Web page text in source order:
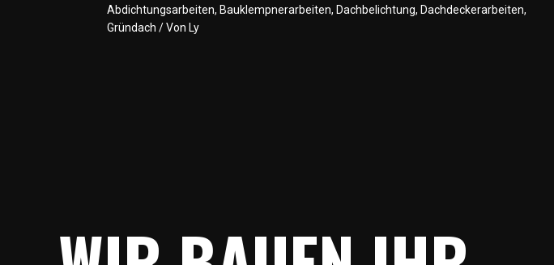
Abdichtungsarbeiten, Bauklempnerarbeiten, Dachbelichtung, Dachdeckerarbeiten,
Gründach / Von Ly